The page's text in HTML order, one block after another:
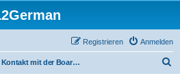
Anmelden
Registrieren
Kontakt mit der Board-Administration aufnehmen